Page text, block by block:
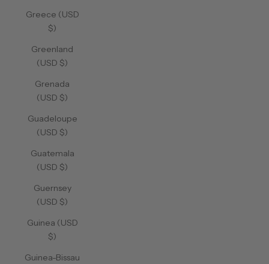
Greece (USD
$)
Greenland
(USD $)
Grenada
(USD $)
Guadeloupe
(USD $)
Guatemala
(USD $)
Guernsey
(USD $)
Guinea (USD
$)
Guinea-Bissau